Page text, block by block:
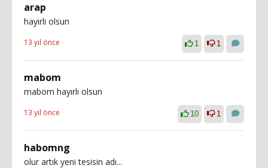
arap
hayirli olsun
13 yıl önce 1 1
mabom
mabom hayırlı olsun
13 yıl önce 10 1
habomng
olur artık yeni tesisin adı...